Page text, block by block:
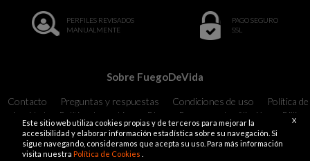
PERFILES REVISADOS
MANUALMENTE
PAGO SEGURO
SSL
Sobre FuegoDeVida
Contacto Preguntas y respuestas Condiciones de uso
Política de
privacidad
Política de cookies Blog Programa de afiliación
Billing
Support
18 U.S.C. 2257 Record-Keeping Requirements Compliance
Statement Exempt
Este sitio web utiliza cookies propias y de terceros para mejorar la
accesibilidad y elaborar información estadística sobre su navegación. Si
sigue navegando, consideramos que acepta su uso. Para más información
visita nuestra Política de Cookies
X